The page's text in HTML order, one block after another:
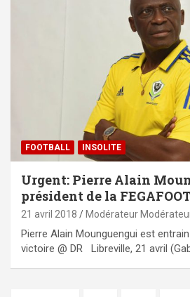
FOOTBALL INSOLITE
Urgent: Pierre Alain
président de la
21 avril 2018 Modérateur
Pierre Alain Mounguengui est
victoire @ DR Libreville, 21 avril